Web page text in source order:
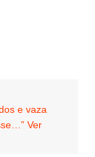
e vaza
Ver